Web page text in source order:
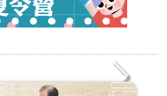
8 9 10 11 12 13 14